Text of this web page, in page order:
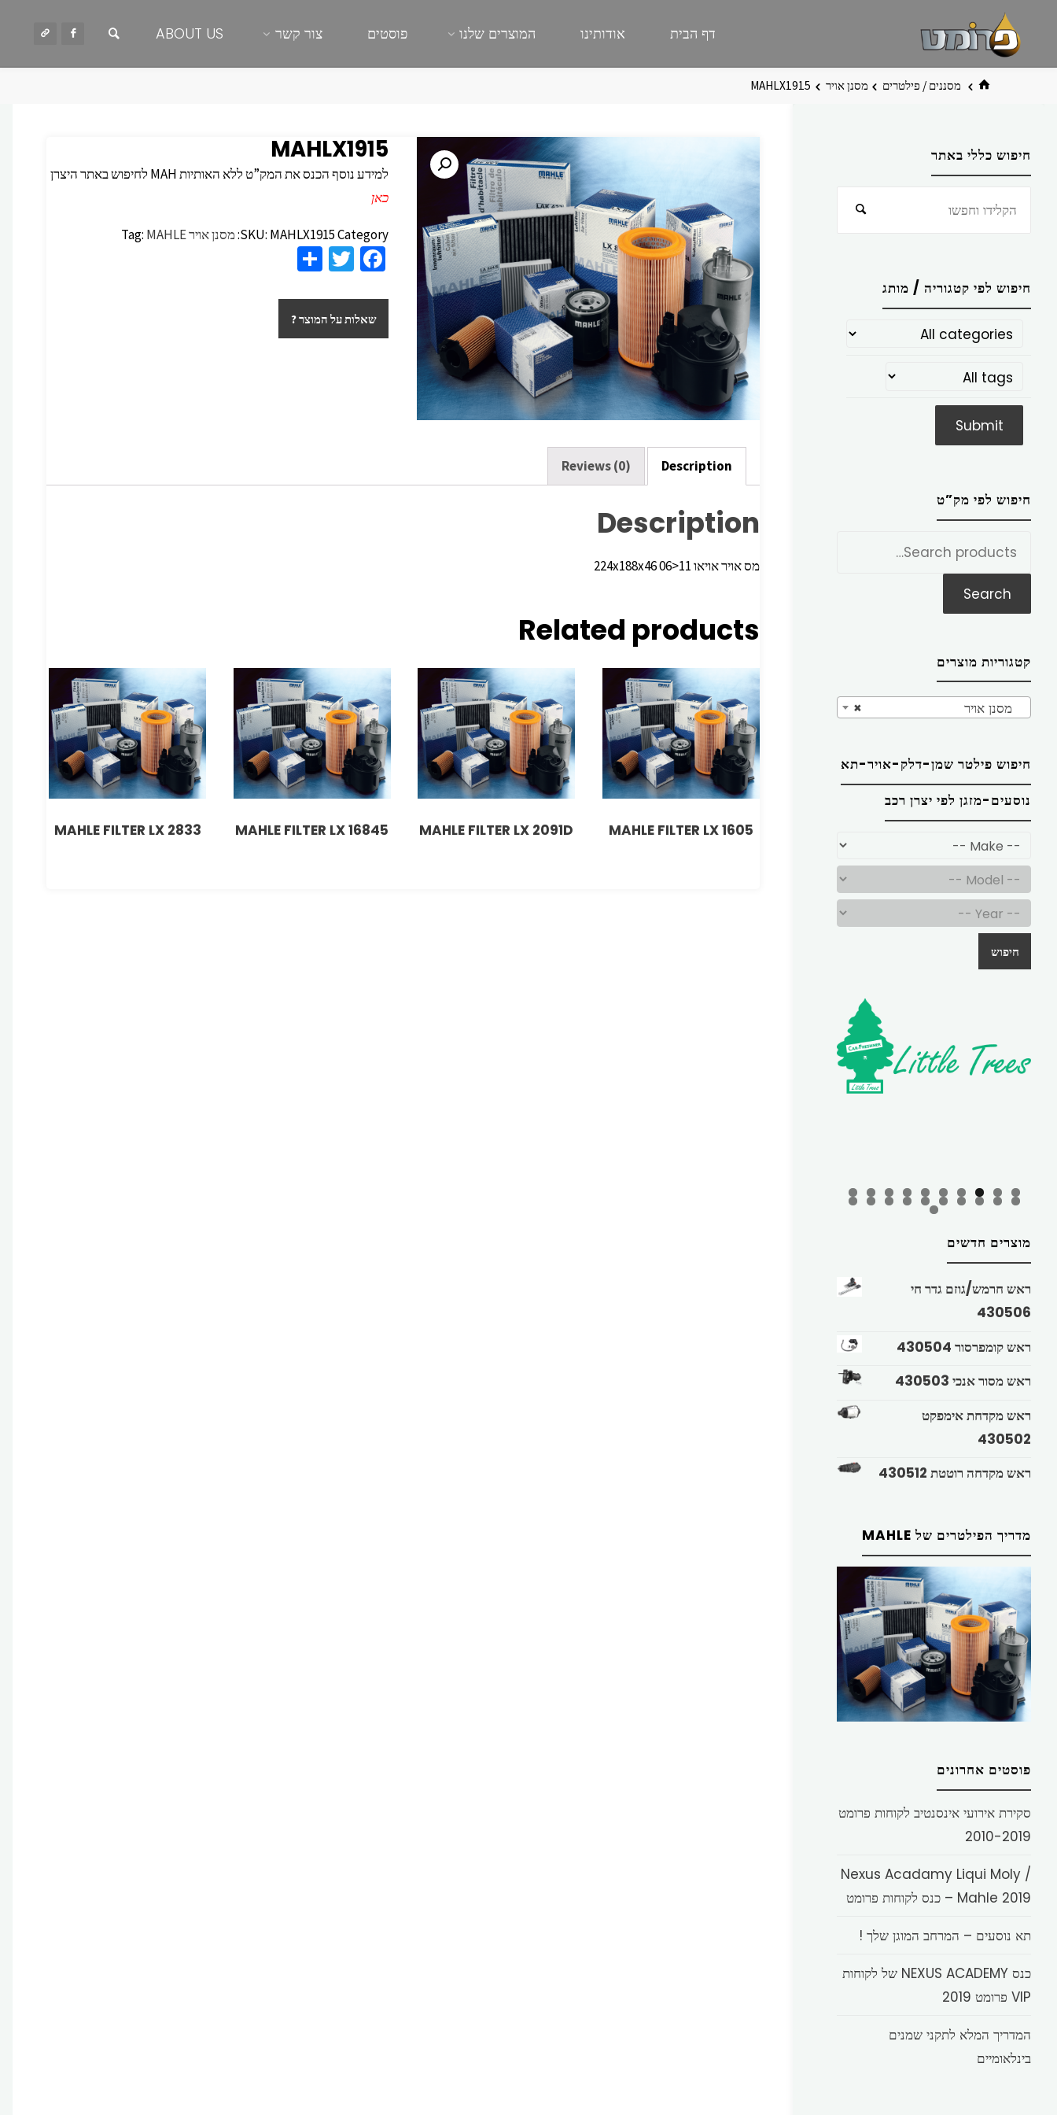
דף הבית אודותינו המוצרים שלנו פוסטים צור קשר ABOUT US
בית מסננים / פילטרים מסנן אויר MAHLX1915
MAHLX1915
למידע נוסף הכנס את המק”ט ללא האותיות MAH לחיפוש באתר היצרן
כאן
SKU: MAHLX1915Category: מסנן אויר Tag: MAHLE
Fa
b
o
T
tt
er
ar
eשאלות על המוצר ?
Description
Reviews (0)
Description
מס אויר אויאו 224x188x46 06>11
Related products
MAHLE FILTER LX 1605
MAHLE FILTER LX 2091D
MAHLE FILTER LX 16845
MAHLE FILTER LX 2833
חיפוש כללי באתר
חיפוש
חיפוש לפי קטגוריה / מותג
חיפוש לפי מק”ט
Search
קטגוריות מוצרים
× מסנן אויר
חיפוש פילטר שמן-דלק-אויר-תא
נוסעים-מזגן לפי יצרן רכב
חיפוש
מוצרים חדשים
ראש חרמש/גוזם גדר חי
430506
ראש קומפרסור 430504
ראש מסור אנכי 430503
ראש מקדחת אימפקט
430502
ראש מקדחה רוטטת 430512
מדריך הפילטרים של MAHLE
פוסטים אחרונים
סקירת אירועי אינסנטיב לקוחות פרומט
2010-2019
Nexus Acadamy Liqui Moly /
Mahle 2019 – כנס לקוחות פרומט
תא נוסעים – המרחב המוגן שלך !
כנס NEXUS ACADEMY של לקוחות
VIP פרומט 2019
המדריך המלא לתקני שמנים
בינלאומיים